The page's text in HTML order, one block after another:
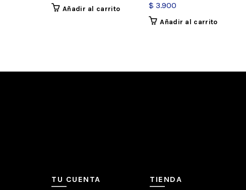
Añadir al carrito
$ 3.900
Añadir al carrito
TU CUENTA TIENDA